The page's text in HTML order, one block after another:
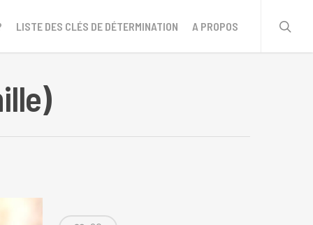
LISTE DES CLÉS DE DÉTERMINATION A PROPOS